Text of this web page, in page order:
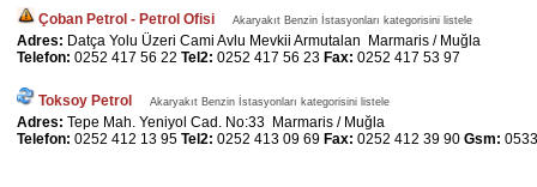
Çoban Petrol - Petrol Ofisi Akaryakıt Benzin İstasyonları kategorisini listele
Adres: Datça Yolu Üzeri Cami Avlu Mevkii Armutalan Marmaris / Muğla
Telefon: 0252 417 56 22 Tel2: 0252 417 56 23 Fax: 0252 417 53 97
Toksoy Petrol Akaryakıt Benzin İstasyonları kategorisini listele
Adres: Tepe Mah. Yeniyol Cad. No:33 Marmaris / Muğla
Telefon: 0252 412 13 95 Tel2: 0252 413 09 69 Fax: 0252 412 39 90 Gsm: